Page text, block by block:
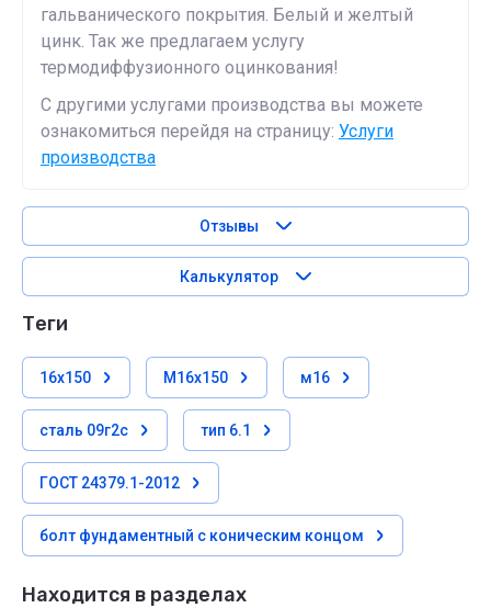
гальванического покрытия. Белый и желтый
цинк. Так же предлагаем услугу
термодиффузионного оцинкования!
С другими услугами производства вы можете
ознакомиться перейдя на страницу: Услуги
производства
Отзывы
Калькулятор
теги
16х150 М16х150 м16
сталь 09г2с тип 6.1
ГОСТ 24379.1-2012
болт фундаментный с коническим концом
Находится в разделах